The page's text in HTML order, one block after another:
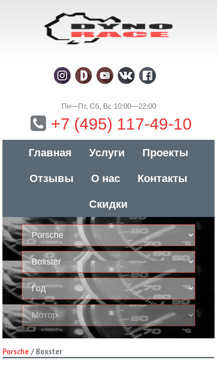
Пн—Пт, Сб, Вс 10:00—22:00
+7 (495) 117-49-10
Главная Услуги Проекты
Отзывы О нас Контакты
Скидки
Porsche /Boxster